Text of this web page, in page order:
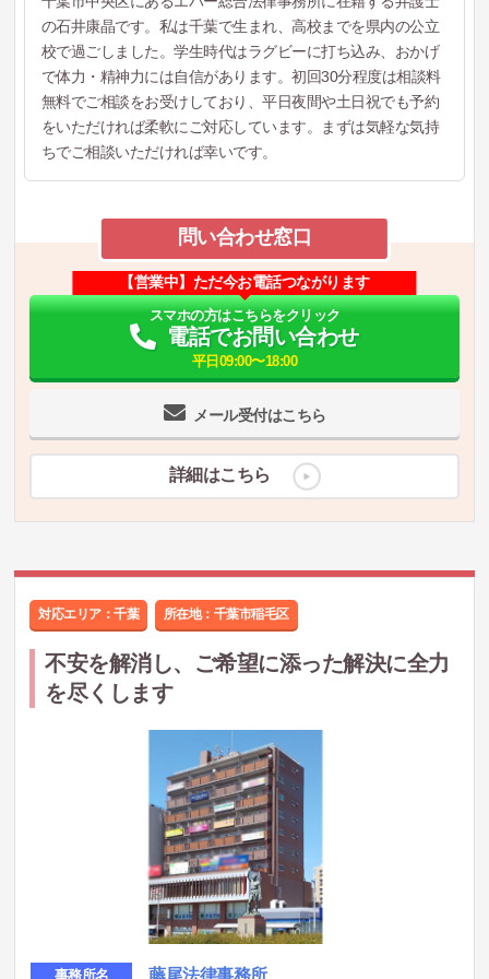
の石井康晶です。私は千葉で生まれ、高校までを県内の公立
校で過ごしました。学生時代はラグビーに打ち込み、おかげ
で体力・精神力には自信があります。初回30分程度は相談料
無料でご相談をお受けしており、平日夜間や土日祝でも予約
をいただければ柔軟にご対応しています。まずは気軽な気持
ちでご相談いただければ幸いです。
問い合わせ窓口
メール受付はこちら
【営業中】ただ今お電話つながります
スマホの方はこちらをクリック
電話でお問い合わせ
平日09:00〜18:00
詳細はこちら
対応エリア：千葉 所在地： 千葉市稲毛区
不安を解消し、ご希望に添った解決に全力
を尽くします
事務所名 藤尾法律事務所